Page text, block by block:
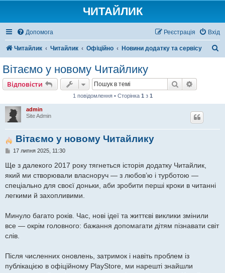
ЧИТАЙЛИК
Допомога Вхід
Реєстрація
Читайлик Читайлик Офіційно Новини додатку та сервісу
Вітаємо у новому Читайлику
Відповісти Пошук
1 повідомлення • Сторінка 1 з 1
admin
Site Admin
Вітаємо у новому Читайлику
П
в
і
д
м
л
н
17 липня 2025, 11:30
Ще з далекого 2017 року тягнеться історія додатку Читайлик,
який ми створювали власноруч — з любов’ю і турботою —
спеціально для своєї доньки, аби зробити перші кроки в читанні
легкими й захопливими.
Минуло багато років. Час, нові ідеї та життєві виклики змінили
все — окрім головного: бажання допомагати дітям пізнавати світ
слів.
Після численних оновлень, затримок і навіть проблем із
публікацією в офіційному PlayStore, ми нарешті знайшли